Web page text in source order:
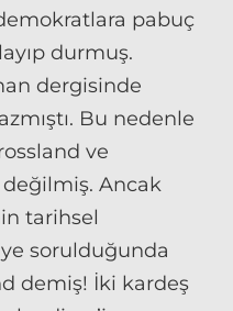
pabuç
durmuş.
dergisinde
Bu nedenle
ve
Ancak
tarihsel
sorulduğunda
demiş! İki kardeş